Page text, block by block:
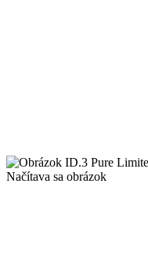
Načítava sa obrázok